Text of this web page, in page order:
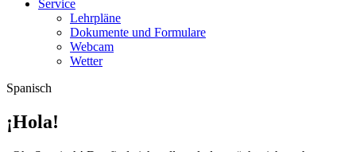
Service
Lehrpläne
Dokumente und Formulare
Webcam
Wetter
Spanisch
¡Hola!